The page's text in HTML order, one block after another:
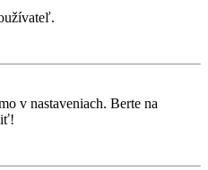
v nastaveniach. Berte na